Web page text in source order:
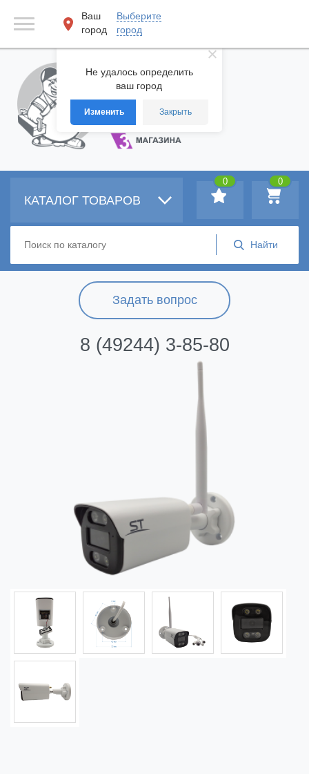
Не удалось определить
ваш город
Изменить Закрыть
Ваш
город
Выберите
город
Задать вопрос
8 (49244) 3-85-80
КАТАЛОГ ТОВАРОВ
0
0